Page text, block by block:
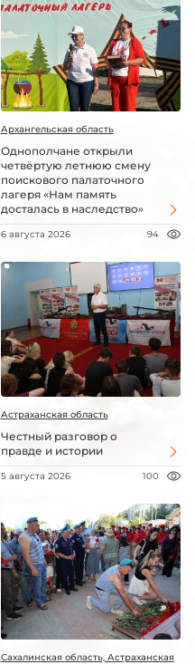
Архангельская область
Однополчане открыли
четвёртую летнюю смену
поискового палаточного
лагеря «Нам память
досталась в наследство»
6 августа 2026 94
Астраханская область
Честный разговор о
правде и истории
5 августа 2026 100
Сахалинская область, Астраханская